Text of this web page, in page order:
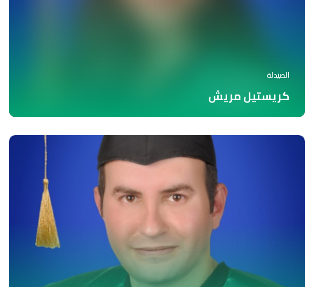
الصيدلة
كريستيل مريش